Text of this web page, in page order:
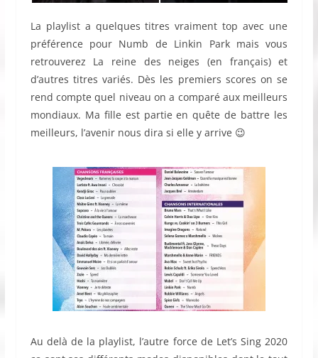
La playlist a quelques titres vraiment top avec une
préférence pour Numb de Linkin Park mais vous
retrouverez La reine des neiges (en français) et
d’autres titres variés. Dès les premiers scores on se
rend compte quel niveau on a comparé aux meilleurs
mondiaux. Ma fille est partie en quête de battre les
meilleurs, l’avenir nous dira si elle y arrive 😉
Au delà de la playlist, l’autre force de Let’s Sing 2020